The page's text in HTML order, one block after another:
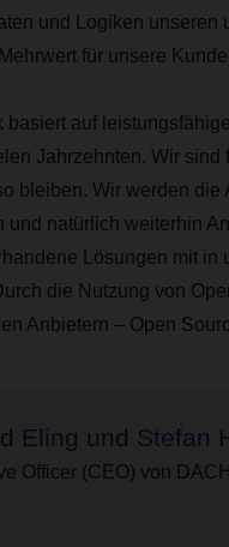
und Logiken
für unsere
basiert auf
Jahrzehnten. Wir
bleiben. Wir werden
und natürlich weiterhin
Lösungen mit
die Nutzung von
Anbietern – Open
Eling und Stefan
Officer (CEO) von